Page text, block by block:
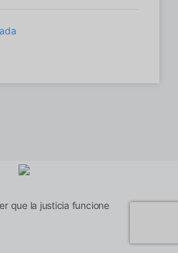
que la justicia funcione